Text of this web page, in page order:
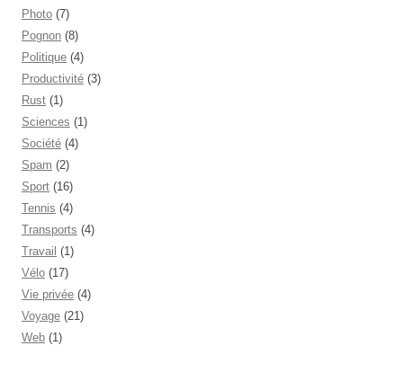
Photo (7)
Pognon (8)
Politique (4)
Productivité (3)
Rust (1)
Sciences (1)
Société (4)
Spam (2)
Sport (16)
Tennis (4)
Transports (4)
Travail (1)
Vélo (17)
Vie privée (4)
Voyage (21)
Web (1)